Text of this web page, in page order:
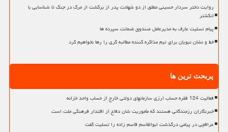
روایت دختر سردار حسینی مطلق از دو شهادت پدر از برگشت از مرگ در جنگ تا شناسایی با
انگشتر
پیام تسلیت عارف به مدیرعامل صندوق ضمانت سپرده ها
خط و نشان نبویان برای تیم مذاکره کننده مطالبه گری را رها نخواهیم کرد
پربحث ترین ها
فعالیت 124 فقره حساب ارزی سازمانهای دولتی خارج از حساب واحد خزانه
خبرنگاران رزمندگانی هستند که مأموریت شان دفاع از اقتدار فرهنگی ملت است
عراقچی در پیامی درگذشت ابوالقاسم قاسم زاده را تسلیت گفت